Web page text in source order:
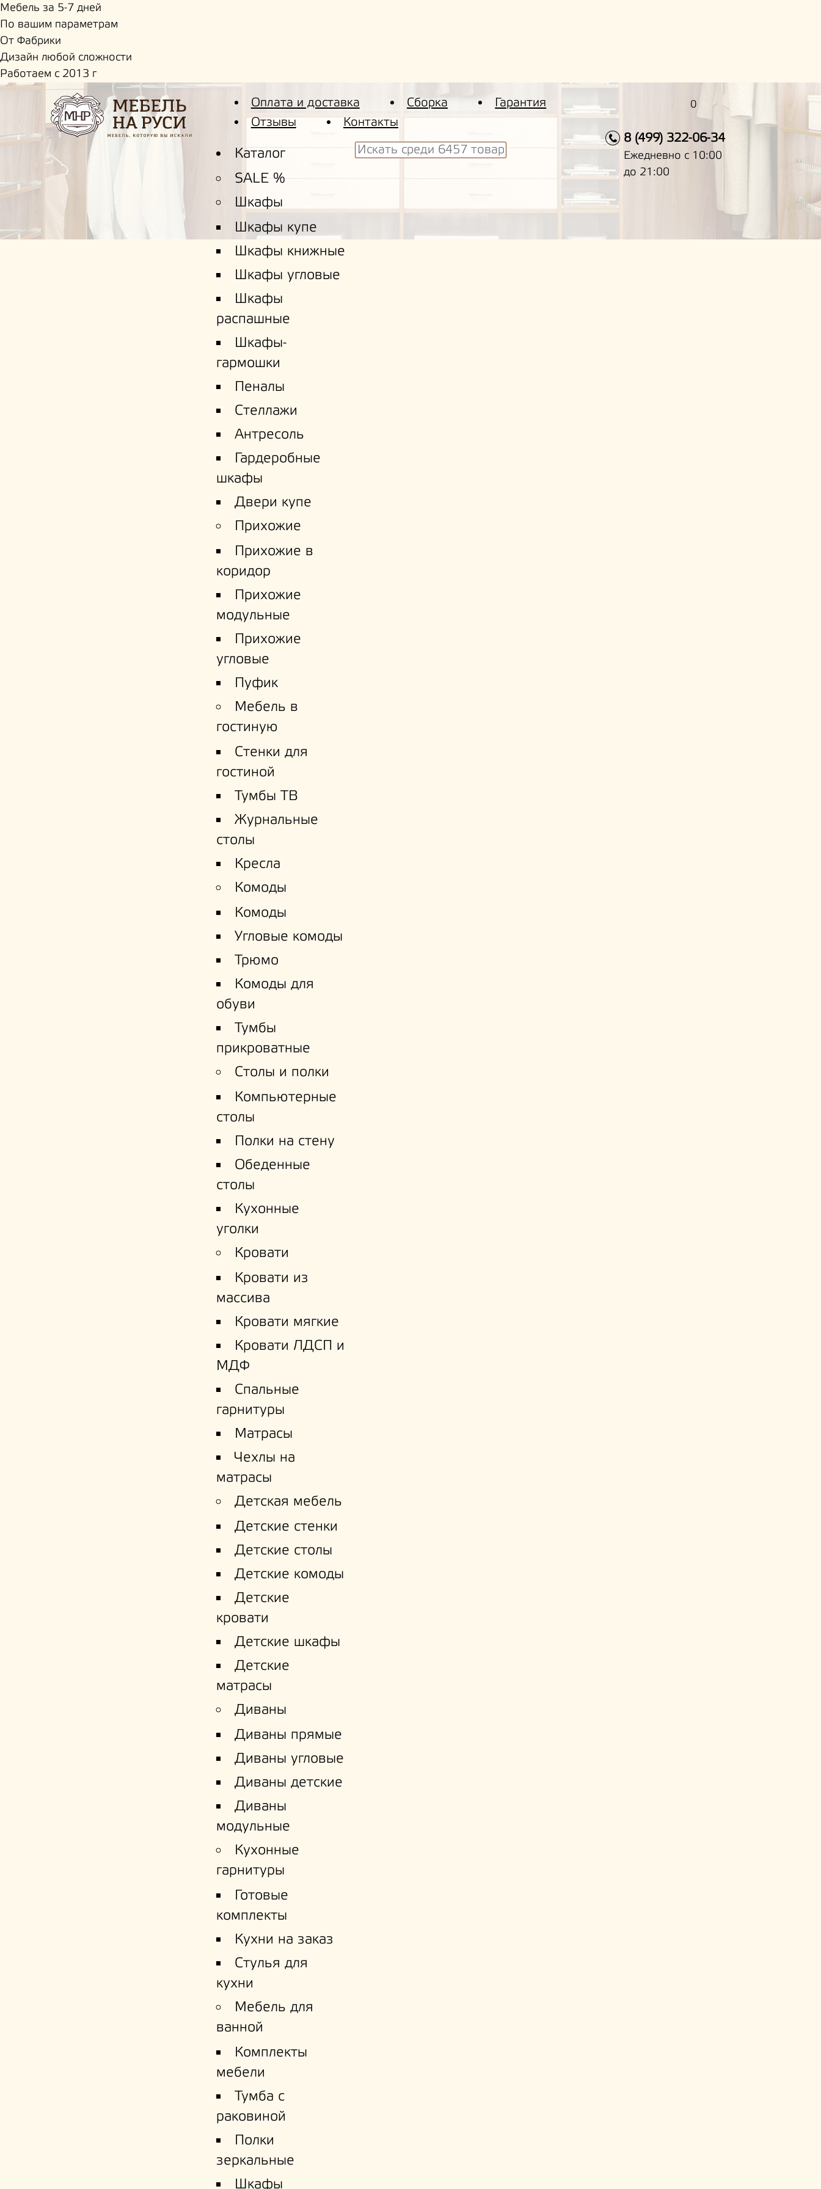
Мебель за 5-7 дней
По вашим параметрам
От Фабрики
Дизайн любой сложности
Работаем с 2013 г
Оплата и доставка Сборка
Гарантия
Отзывы
Контакты
Каталог
SALE %
Шкафы
Шкафы купе
Шкафы книжные
Шкафы угловые
Шкафы
распашные
Шкафы-
гармошки
Пеналы
Стеллажи
Антресоль
Гардеробные
шкафы
Двери купе
Прихожие
Прихожие в
коридор
Прихожие
модульные
Прихожие
угловые
Пуфик
Мебель в
гостиную
Стенки для
гостиной
Тумбы ТВ
Журнальные
столы
Кресла
Комоды
Комоды
Угловые комоды
Трюмо
Комоды для
обуви
Тумбы
прикроватные
Столы и полки
Компьютерные
столы
Полки на стену
Обеденные
столы
Кухонные
уголки
Кровати
Кровати из
массива
Кровати мягкие
Кровати ЛДСП и
МДФ
Спальные
гарнитуры
Матрасы
Чехлы на
матрасы
Детская мебель
Детские стенки
Детские столы
Детские комоды
Детские
кровати
Детские шкафы
Детские
матрасы
Диваны
Диваны прямые
Диваны угловые
Диваны детские
Диваны
модульные
Кухонные
гарнитуры
Готовые
комплекты
Кухни на заказ
Стулья для
кухни
Мебель для
ванной
Комплекты
мебели
Тумба с
раковиной
Полки
зеркальные
Шкафы
0
8 (499) 322-06-34
Ежедневно с 10:00
до 21:00